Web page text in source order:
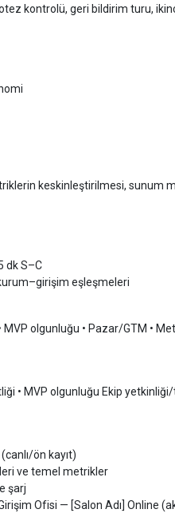
kontrolü, geri bildirim turu,
keskinleştirilmesi, sunum
dk S–C
eşleşmeleri
MVP olgunluğu • Pazar/GTM •
• MVP olgunluğu Ekip
ön kayıt)
ve temel metrikler
şarj
Ofisi — [Salon Adı] Online